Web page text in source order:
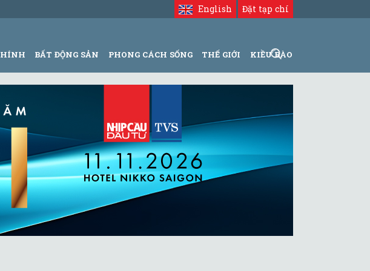
Đặt tạp chí
English
BẤT ĐỘNG SẢN PHONG CÁCH SỐNG THẾ GIỚI KIỀU BÀO